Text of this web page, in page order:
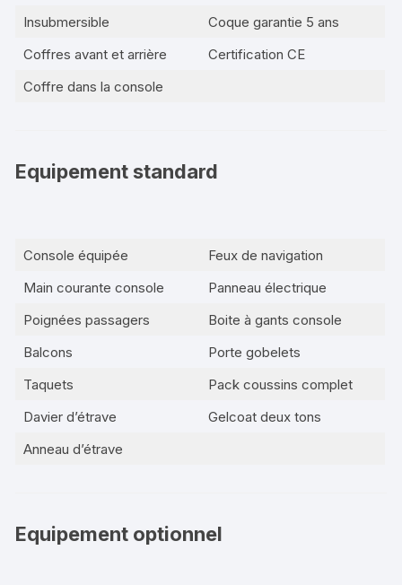
Insubmersible
Coque garantie 5 ans
Coffres avant et arrière
Certification CE
Coffre dans la console
Equipement standard
Console équipée
Feux de navigation
Main courante console
Panneau électrique
Poignées passagers
Boite à gants console
Balcons
Porte gobelets
Taquets
Pack coussins complet
Davier d’étrave
Gelcoat deux tons
Anneau d’étrave
Equipement optionnel